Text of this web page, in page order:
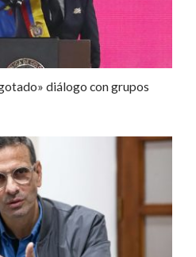
diálogo con grupos